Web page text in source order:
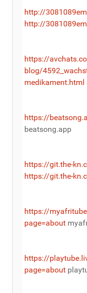
http://
http://
https://
blog/
medikament.html
https://
beatsong.app
https://git.the-
https://git.the-
https://
page=about
https://
page=about